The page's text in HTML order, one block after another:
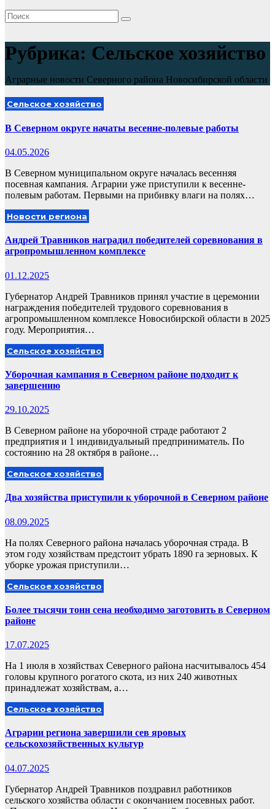
Рубрика: Сельское хозяйство
Аграрные новости Северного района Новосибирской области
Сельское хозяйство
В Северном округе начаты весенне-полевые работы
04.05.2026
В Северном муниципальном округе началась весенняя
посевная кампания. Аграрии уже приступили к весенне-
полевым работам. Первыми на прибивку влаги на полях…
Новости региона
Андрей Травников наградил победителей соревнования в
агропромышленном комплексе
01.12.2025
Губернатор Андрей Травников принял участие в церемонии
награждения победителей трудового соревнования в
агропромышленном комплексе Новосибирской области в 2025
году. Мероприятия…
Сельское хозяйство
Уборочная кампания в Северном районе подходит к
завершению
29.10.2025
В Северном районе на уборочной страде работают 2
предприятия и 1 индивидуальный предприниматель. По
состоянию на 28 октября в районе…
Сельское хозяйство
Два хозяйства приступили к уборочной в Северном районе
08.09.2025
На полях Северного района началась уборочная страда. В
этом году хозяйствам предстоит убрать 1890 га зерновых. К
уборке урожая приступили…
Сельское хозяйство
Более тысячи тонн сена необходимо заготовить в Северном
районе
17.07.2025
На 1 июля в хозяйствах Северного района насчитывалось 454
головы крупного рогатого скота, из них 240 животных
принадлежат хозяйствам, а…
Сельское хозяйство
Аграрии региона завершили сев яровых
сельскохозяйственных культур
04.07.2025
Губернатор Андрей Травников поздравил работников
сельского хозяйства области с окончанием посевных работ.